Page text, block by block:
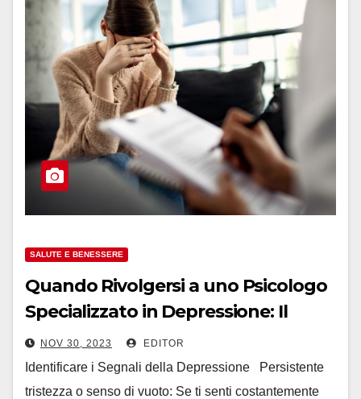
SALUTE E BENESSERE
Quando Rivolgersi a uno Psicologo
Specializzato in Depressione: Il
Percorso verso il Benessere
Mentale
NOV 30, 2023 EDITOR
Identificare i Segnali della Depressione Persistente
tristezza o senso di vuoto: Se ti senti costantemente